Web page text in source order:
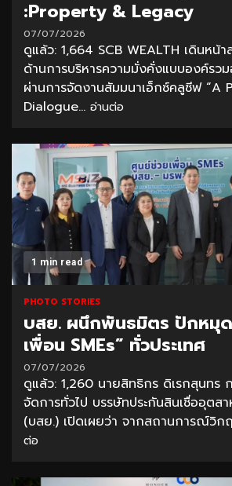
:Property & Legacy
07/07/2026
ดูแล้ว: 1,664 SCB WEALTH เดินหน้
ด้านการบริหารความมั่งคั่งแบบองค์รว
ผ่านการจัดงานสัมมนาเอ็กซ์คลูซีฟ “A
Dialogue... อ่านต่อ
1 min read
PHOTO STORIES
บสย. ผนึกพันธมิตร ปักหมุ
เพื่อน SMEs” ทั่วประเทศ
07/07/2026
ดูแล้ว: 1,260 นายสิทธิกร ดิเรกสุนทร
จัดการทั่วไป บรรษัทประกันสินเชื่ออุตส
(บสย.) เปิดเผยว่า จากสถานการณ์วิก
ต่อ